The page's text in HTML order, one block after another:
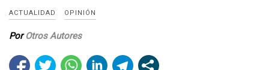
ACTUALIDAD OPINIÓN
PorOtros Autores